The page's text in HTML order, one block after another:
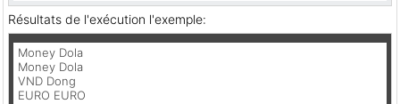
Résultats de l'exécution l'exemple:
Money Dola
Money Dola
VND Dong
EURO EURO